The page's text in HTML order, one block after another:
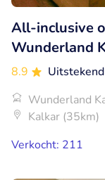
All-inclusive
Wunderland
8.9 Uitstekend
Wunderland
Kalkar (35km)
Verkocht: 211